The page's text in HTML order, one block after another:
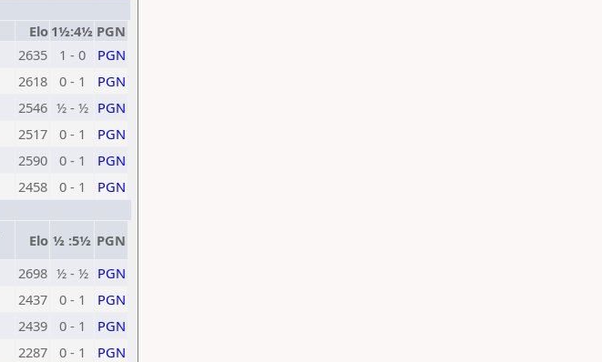
Elo 1½:4½ PGN
2635 1 - 0
PGN
2618 0 - 1
PGN
2546 ½ - ½ PGN
2517 0 - 1
PGN
2590 0 - 1
PGN
2458 0 - 1
PGN
Elo ½ :5½ PGN
2698 ½ - ½ PGN
2437 0 - 1
PGN
2439 0 - 1
PGN
2287 0 - 1
PGN